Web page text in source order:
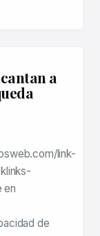
a
link-
en
de